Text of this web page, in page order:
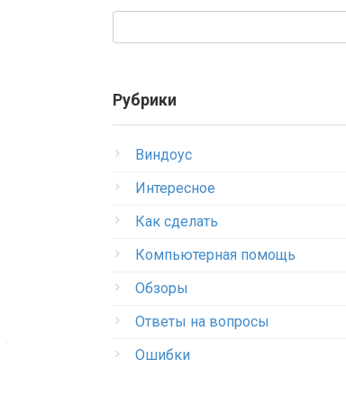
Рубрики
Виндоус
Интересное
Как сделать
Компьютерная помощь
Обзоры
Ответы на вопросы
Ошибки